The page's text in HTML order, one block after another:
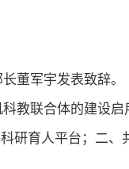
董军宇发表致辞。
教联合体的建设启
研育人平台；二、